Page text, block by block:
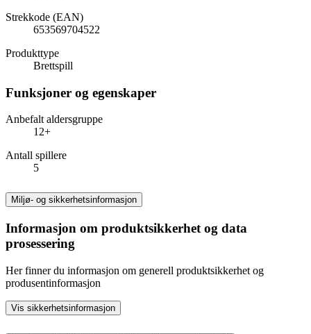
Strekkode (EAN)
653569704522
Produkttype
Brettspill
Funksjoner og egenskaper
Anbefalt aldersgruppe
12+
Antall spillere
5
Miljø- og sikkerhetsinformasjon
Informasjon om produktsikkerhet og data
prosessering
Her finner du informasjon om generell produktsikkerhet og
produsentinformasjon
Vis sikkerhetsinformasjon